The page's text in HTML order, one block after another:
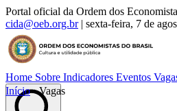
Portal oficial da Ordem dos
cida@oeb.org.br | sexta-feira, 7 de
Home Sobre Indicadores Eventos
Início › Vagas